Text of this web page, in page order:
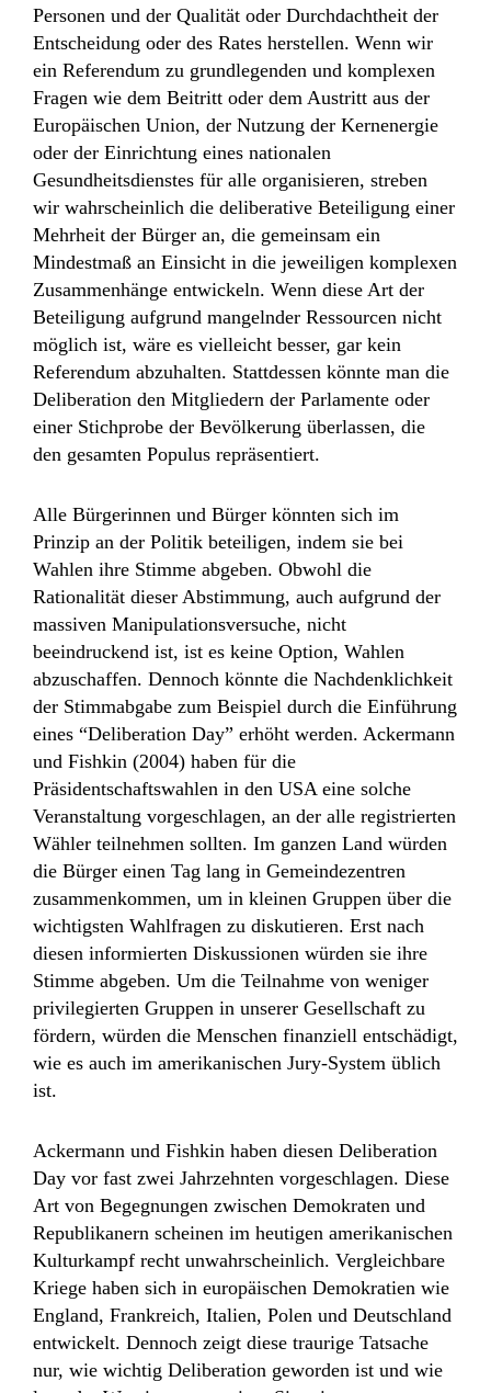
Personen und der Qualität oder Durchdachtheit der
Entscheidung oder des Rates herstellen. Wenn wir
ein Referendum zu grundlegenden und komplexen
Fragen wie dem Beitritt oder dem Austritt aus der
Europäischen Union, der Nutzung der Kernenergie
oder der Einrichtung eines nationalen
Gesundheitsdienstes für alle organisieren, streben
wir wahrscheinlich die deliberative Beteiligung einer
Mehrheit der Bürger an, die gemeinsam ein
Mindestmaß an Einsicht in die jeweiligen komplexen
Zusammenhänge entwickeln. Wenn diese Art der
Beteiligung aufgrund mangelnder Ressourcen nicht
möglich ist, wäre es vielleicht besser, gar kein
Referendum abzuhalten. Stattdessen könnte man die
Deliberation den Mitgliedern der Parlamente oder
einer Stichprobe der Bevölkerung überlassen, die
den gesamten Populus repräsentiert.
Alle Bürgerinnen und Bürger könnten sich im
Prinzip an der Politik beteiligen, indem sie bei
Wahlen ihre Stimme abgeben. Obwohl die
Rationalität dieser Abstimmung, auch aufgrund der
massiven Manipulationsversuche, nicht
beeindruckend ist, ist es keine Option, Wahlen
abzuschaffen. Dennoch könnte die Nachdenklichkeit
der Stimmabgabe zum Beispiel durch die Einführung
eines “Deliberation Day” erhöht werden. Ackermann
und Fishkin (2004) haben für die
Präsidentschaftswahlen in den USA eine solche
Veranstaltung vorgeschlagen, an der alle registrierten
Wähler teilnehmen sollten. Im ganzen Land würden
die Bürger einen Tag lang in Gemeindezentren
zusammenkommen, um in kleinen Gruppen über die
wichtigsten Wahlfragen zu diskutieren. Erst nach
diesen informierten Diskussionen würden sie ihre
Stimme abgeben. Um die Teilnahme von weniger
privilegierten Gruppen in unserer Gesellschaft zu
fördern, würden die Menschen finanziell entschädigt,
wie es auch im amerikanischen Jury-System üblich
ist.
Ackermann und Fishkin haben diesen Deliberation
Day vor fast zwei Jahrzehnten vorgeschlagen. Diese
Art von Begegnungen zwischen Demokraten und
Republikanern scheinen im heutigen amerikanischen
Kulturkampf recht unwahrscheinlich. Vergleichbare
Kriege haben sich in europäischen Demokratien wie
England, Frankreich, Italien, Polen und Deutschland
entwickelt. Dennoch zeigt diese traurige Tatsache
nur, wie wichtig Deliberation geworden ist und wie